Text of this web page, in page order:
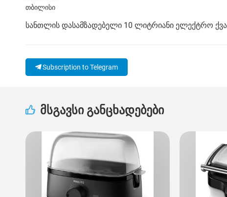
თბილისი
სანთლის დასამზადებელი 10 ლიტრიანი ელექტრო
Subscription to Telegram
მსგავსი განცხადებები